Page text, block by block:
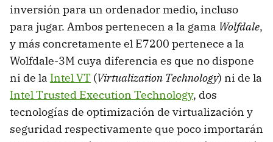
inversión para un ordenador medio, incluso
para jugar. Ambos pertenecen a la gama Wolfdale,
y más concretamente el E7200 pertenece a la
Wolfdale-3M cuya diferencia es que no dispone
ni de la Intel VT (Virtualization Technology) ni de la
Intel Trusted Execution Technology, dos
tecnologías de optimización de virtualización y
seguridad respectivamente que poco importarán